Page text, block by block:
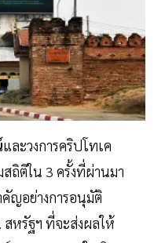
และวงการคริปโทเค
ถิติใน 3 ครั้งที่ผ่านมา
ญอย่างการอนุมัติ
สหรัฐฯ ที่จะส่งผลให้